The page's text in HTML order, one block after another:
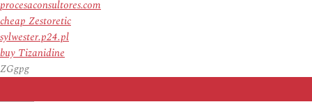
procesaconsultores.com
cheap Zestoretic
sylwester.p24.pl
buy Tizanidine
ZGgpg